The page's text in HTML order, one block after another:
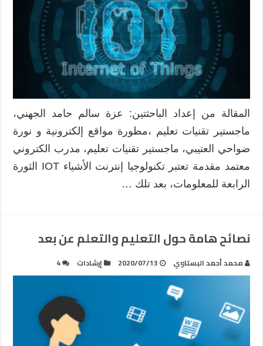
المقالة من إعداد الباحثتين: عزة سالم حامد الجهني،
ماجستير تقنيات تعليم ،مطورة مواقع إلكترونية و نورة
ضواحي العتيبي، ماجستير تقنيات تعليم، مدرب الكتروني
معتمد مقدمة تعتبر تكنولوجيا إنترنت الأشياء IOT الثورة
الرابعة للمعلومات، بعد تلك …
نصائح هامة حول التعليم والتعلم عن بعد
محمد أحمد البستاوي 2020/07/13 إرشادات 4